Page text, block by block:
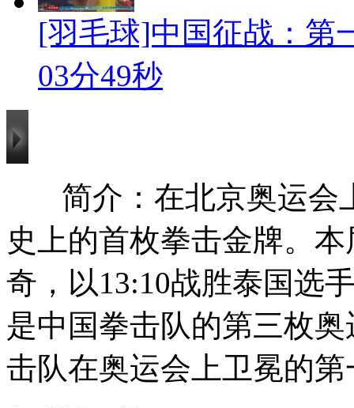
[羽毛球]中国征战：第
03分49秒
简介：在北京奥运会
史上的首枚拳击金牌。
奇，以13:10战胜泰国选
是中国拳击队的第三枚
击队在奥运会上卫冕的第